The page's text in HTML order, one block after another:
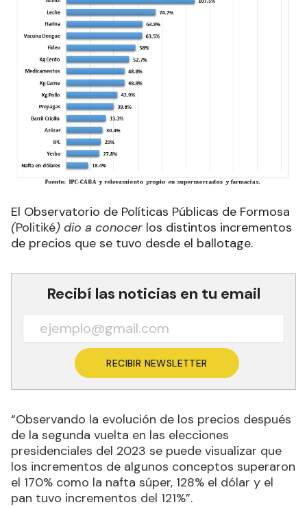
El Observatorio de Políticas Públicas de Formosa
(Politiké) dio a conocer los distintos incrementos
de precios que se tuvo desde el ballotage.
Recibí las noticias en tu email
RECIBIR NEWSLETTER
“Observando la evolución de los precios después
de la segunda vuelta en las elecciones
presidenciales del 2023 se puede visualizar que
los incrementos de algunos conceptos superaron
el 170% como la nafta súper, 128% el dólar y el
pan tuvo incrementos del 121%”.